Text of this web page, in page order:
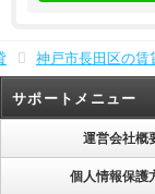
神戸市長田区の賃
サポートメニュー
運営会社概
個人情報保護